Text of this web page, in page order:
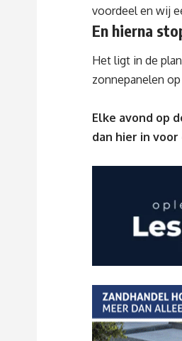
voordeel en wij
En hierna
Het ligt in de
zonnepanelen
Elke avond op
dan hier in voor